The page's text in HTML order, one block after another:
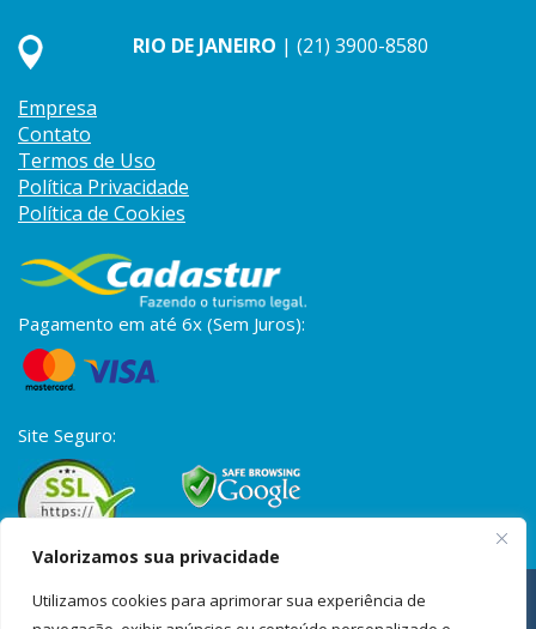
Valorizamos sua privacidade
Utilizamos cookies para aprimorar sua experiência de
RIO DE JANEIRO | (21) 3900-8580
Empresa
Contato
Termos de Uso
Política Privacidade
Política de Cookies
Pagamento em até 6x (Sem Juros):
Site Seguro:
passaportes e documentação internacional. Não possuímos